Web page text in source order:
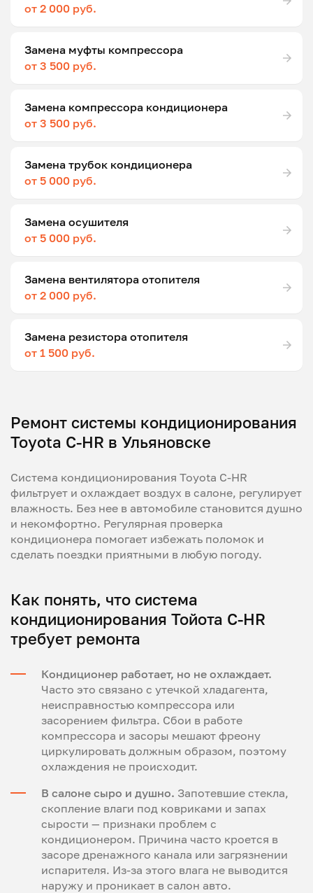
от 2 000 руб.
Замена муфты компрессора
от 3 500 руб.
Замена компрессора кондиционера
от 3 500 руб.
Замена трубок кондиционера
от 5 000 руб.
Замена осушителя
от 5 000 руб.
Замена вентилятора отопителя
от 2 000 руб.
Замена резистора отопителя
от 1 500 руб.
Ремонт системы кондиционирования
Toyota C-HR в Ульяновске
Система кондиционирования Toyota C-HR
фильтрует и охлаждает воздух в салоне, регулирует
влажность. Без нее в автомобиле становится душно
и некомфортно. Регулярная проверка
кондиционера помогает избежать поломок и
сделать поездки приятными в любую погоду.
Как понять, что система
кондиционирования Тойота С-HR
требует ремонта
Кондиционер работает, но не охлаждает.
Часто это связано с утечкой хладагента,
неисправностью компрессора или
засорением фильтра. Сбои в работе
компрессора и засоры мешают фреону
циркулировать должным образом, поэтому
охлаждения не происходит.
В салоне сыро и душно. Запотевшие стекла,
скопление влаги под ковриками и запах
сырости — признаки проблем с
кондиционером. Причина часто кроется в
засоре дренажного канала или загрязнении
испарителя. Из-за этого влага не выводится
наружу и проникает в салон авто.